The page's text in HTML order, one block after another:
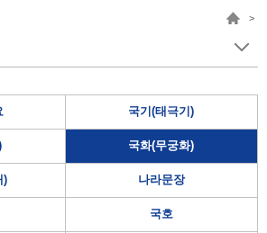
>
국기(태극기)
국화(무궁화)
) 나라문장
국호